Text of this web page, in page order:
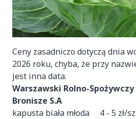
Ceny zasadniczo dotyczą dnia
2026 roku, chyba, że przy
jest inna data.
Warszawski Rolno-
Bronisze S.A
kapusta biała młoda 4 - 5 zł/